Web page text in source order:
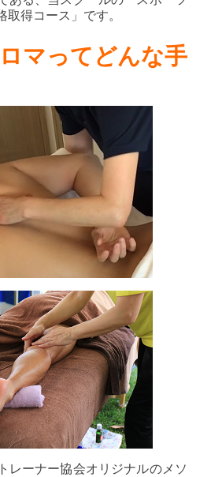
取得コース」です。
マってどんな手
レーナー協会オリジナルのメソ